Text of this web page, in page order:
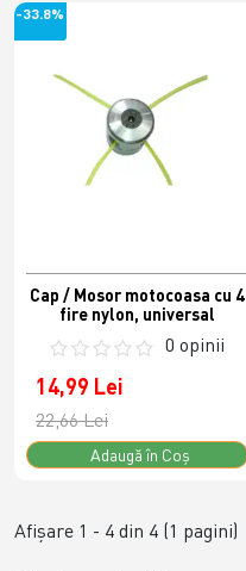
-33.8%
Cap / Mosor motocoasa cu 4
fire nylon, universal
0 opinii
14,99 Lei
22,66 Lei
Adaugă în Coş
Afişare 1 - 4 din 4 (1 pagini)